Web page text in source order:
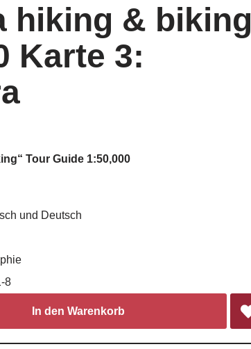
hiking & biking
Karte 3:
Tour Guide 1:50,000
und Deutsch
8
In den Warenkorb